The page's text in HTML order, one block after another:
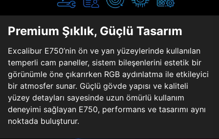
Premium Şıklık, Güçlü Tasarım
Excalibur E750’nin ön ve yan yüzeylerinde kullanılan
temperli cam paneller, sistem bileşenlerini estetik bir
görünümle öne çıkarırken RGB aydınlatma ile etkileyici
bir atmosfer sunar. Güçlü gövde yapısı ve kaliteli
yüzey detayları sayesinde uzun ömürlü kullanım
deneyimi sağlayan E750, performans ve tasarımı aynı
noktada buluşturur.